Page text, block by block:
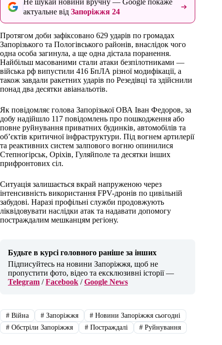
Не шукай новини вручну — Google покаже
актуальне від Запоріжжя 24
Протягом доби зафіксовано 629 ударів по громадах
Запорізького та Пологівського районів, внаслідок чого
одна особа загинула, а ще одна дістала поранення.
Найбільш масованими стали атаки безпілотниками —
війська рф випустили 416 БпЛА різної модифікації, а
також завдали ракетних ударів по Резедівці та здійснили
понад два десятки авіанальотів.
Як повідомляє голова Запорізької ОВА Іван Федоров, за
добу надійшло 117 повідомлень про пошкодження або
повне руйнування приватних будинків, автомобілів та
об’єктів критичної інфраструктури. Під вогнем артилерії
та реактивних систем залпового вогню опинилися
Степногірськ, Оріхів, Гуляйполе та десятки інших
прифронтових сіл.
Ситуація залишається вкрай напруженою через
інтенсивність використання FPV-дронів по цивільній
забудові. Наразі профільні служби продовжують
ліквідовувати наслідки атак та надавати допомогу
постраждалим мешканцям регіону.
Будьте в курсі головного раніше за інших
Підписуйтесь на новини Запоріжжя, щоб не
пропустити фото, відео та ексклюзивні історії —
Telegram /Facebook /Google News
#Війна #Запоріжжя # Новини Запоріжжя сьогодні
#Обстріли Запоріжжя #Постраждалі # Руйнування